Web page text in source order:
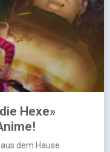
Hexe»
dem Hause